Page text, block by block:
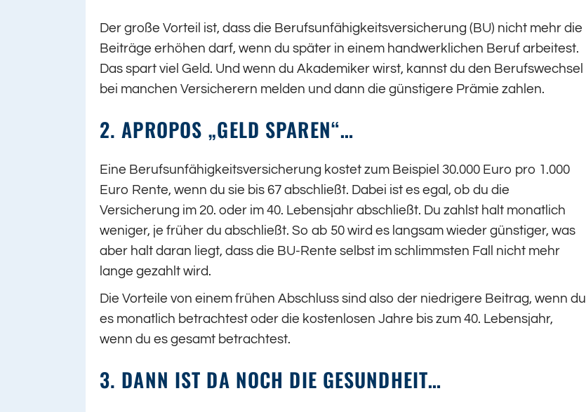
Der große Vorteil ist, dass die Berufsunfähigkeitsversicherung (BU) nicht mehr die
Beiträge erhöhen darf, wenn du später in einem handwerklichen Beruf arbeitest.
Das spart viel Geld. Und wenn du Akademiker wirst, kannst du den Berufswechsel
bei manchen Versicherern melden und dann die günstigere Prämie zahlen.
2. APROPOS „GELD SPAREN“…
Eine Berufsunfähigkeitsversicherung kostet zum Beispiel 30.000 Euro pro 1.000
Euro Rente, wenn du sie bis 67 abschließt. Dabei ist es egal, ob du die
Versicherung im 20. oder im 40. Lebensjahr abschließt. Du zahlst halt monatlich
weniger, je früher du abschließt. So ab 50 wird es langsam wieder günstiger, was
aber halt daran liegt, dass die BU-Rente selbst im schlimmsten Fall nicht mehr
lange gezahlt wird.
Die Vorteile von einem frühen Abschluss sind also der niedrigere Beitrag, wenn du
es monatlich betrachtest oder die kostenlosen Jahre bis zum 40. Lebensjahr,
wenn du es gesamt betrachtest.
3. DANN IST DA NOCH DIE GESUNDHEIT…